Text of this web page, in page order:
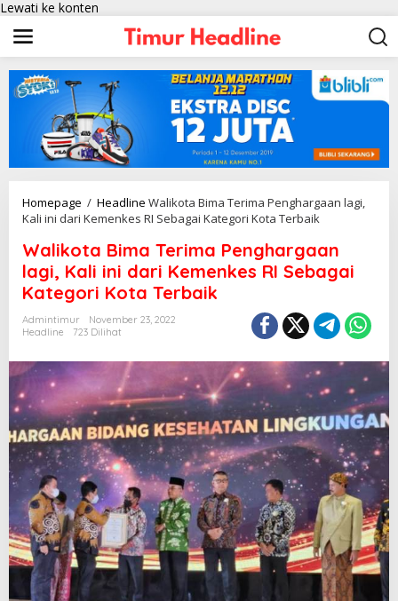
Lewati ke konten
Homepage / Headline Walikota Bima Terima Penghargaan lagi,
Kali ini dari Kemenkes RI Sebagai Kategori Kota Terbaik
Walikota Bima Terima Penghargaan
lagi, Kali ini dari Kemenkes RI Sebagai
Kategori Kota Terbaik
Admintimur
November 23, 2022
Headline
723 Dilihat